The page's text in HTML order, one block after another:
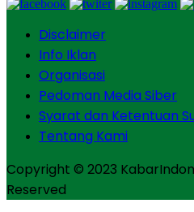
Disclaimer
Info Iklan
Organisasi
Pedoman Media Siber
Syarat dan Ketentuan
Tentang Kami
Copyright © 2023
Reserved